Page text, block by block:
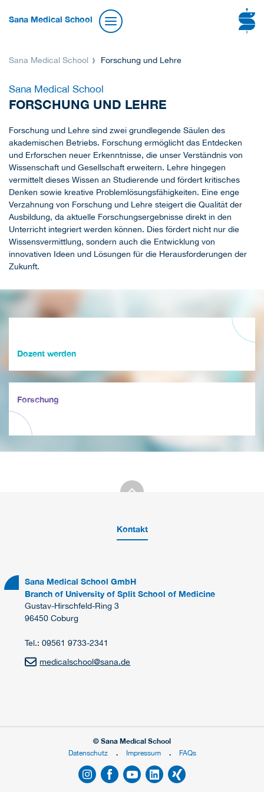
Sana Medical School
Sana Medical School Forschung und Lehre
Sana Medical School
FORSCHUNG UND LEHRE
Forschung und Lehre sind zwei grundlegende Säulen des
akademischen Betriebs. Forschung ermöglicht das Entdecken
und Erforschen neuer Erkenntnisse, die unser Verständnis von
Wissenschaft und Gesellschaft erweitern. Lehre hingegen
vermittelt dieses Wissen an Studierende und fördert kritisches
Denken sowie kreative Problemlösungsfähigkeiten. Eine enge
Verzahnung von Forschung und Lehre steigert die Qualität der
Ausbildung, da aktuelle Forschungsergebnisse direkt in den
Unterricht integriert werden können. Dies fördert nicht nur die
Wissensvermittlung, sondern auch die Entwicklung von
innovativen Ideen und Lösungen für die Herausforderungen der
Zukunft.
Dozent werden
Forschung
Kontakt
Sana Medical School GmbH
Branch of University of Split School of Medicine
Gustav-Hirschfeld-Ring 3
96450 Coburg
Tel.: 09561 9733-2341
medicalschool@sana.de
© Sana Medical School
Datenschutz
Impressum FAQs